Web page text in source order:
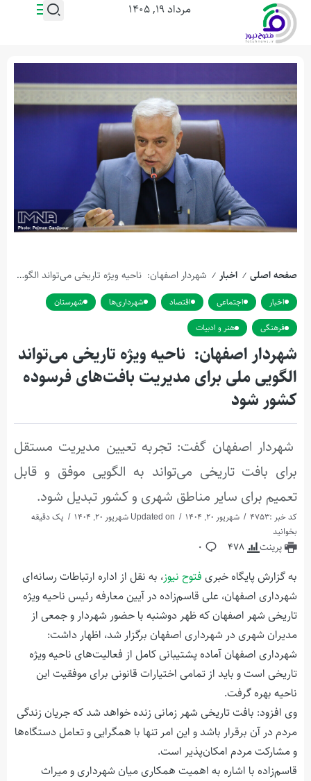
مرداد ۱۹, ۱۴۰۵
صفحه اصلی / اخبار / شهردار اصفهان: ناحیه ویژه تاریخی می‌تواند الگویی ملی برای مدیریت بافت‌های فرسوده کشور شود
اخبار اجتماعی اقتصاد شهرداری‌ها
شهرستان
فرهنگی
هنر و ادبیات
شهردار اصفهان: ناحیه ویژه تاریخی می‌تواند
الگویی ملی برای مدیریت بافت‌های فرسوده
کشور شود
شهردار اصفهان گفت: تجربه تعیین مدیریت مستقل
برای بافت تاریخی می‌تواند به الگویی موفق و قابل
تعمیم برای سایر مناطق شهری و کشور تبدیل شود.
کد خبر :4753 شهریور 20, 1404
یک دقیقه
بخوانید
پرینت 478
0
به گزارش پایگاه خبری فتوح نیوز، به نقل از اداره ارتباطات رسانه‌ای
شهرداری اصفهان، علی قاسم‌زاده در آیین معارفه رئیس ناحیه ویژه
تاریخی شهر اصفهان که ظهر دوشنبه با حضور شهردار و جمعی از
مدیران شهری در شهرداری اصفهان برگزار شد، اظهار داشت:
شهرداری اصفهان آماده پشتیبانی کامل از فعالیت‌های ناحیه ویژه
تاریخی است و باید از تمامی اختیارات قانونی برای موفقیت این
ناحیه بهره گرفت.
وی افزود: بافت تاریخی شهر زمانی زنده خواهد شد که جریان زندگی
مردم در آن برقرار باشد و این امر تنها با همگرایی و تعامل دستگاه‌ها
و مشارکت مردم امکان‌پذیر است.
قاسم‌زاده با اشاره به اهمیت همکاری میان شهرداری و میراث